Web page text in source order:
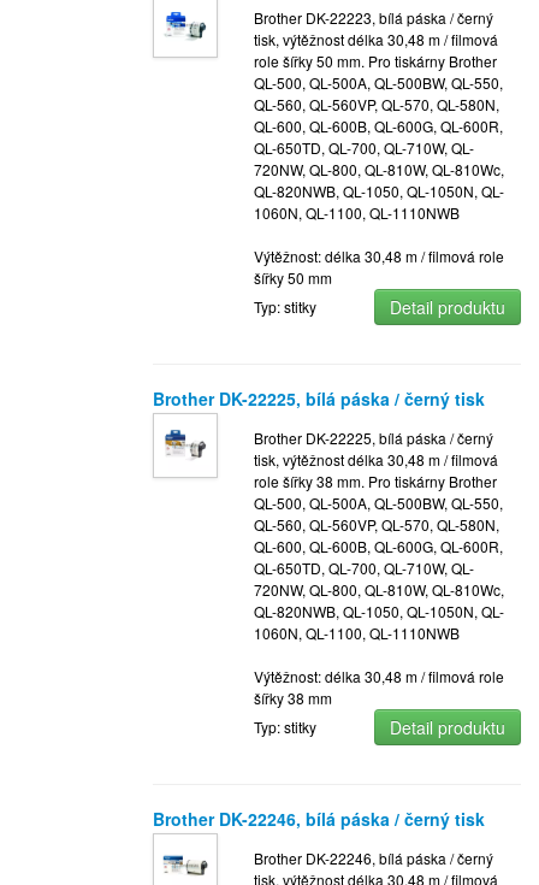
Brother DK-22223, bílá páska / černý
tisk, výtěžnost délka 30,48 m / filmová
role šířky 50 mm. Pro tiskárny Brother
QL-500, QL-500A, QL-500BW, QL-550,
QL-560, QL-560VP, QL-570, QL-580N,
QL-600, QL-600B, QL-600G, QL-600R,
QL-650TD, QL-700, QL-710W, QL-
720NW, QL-800, QL-810W, QL-810Wc,
QL-820NWB, QL-1050, QL-1050N, QL-
1060N, QL-1100, QL-1110NWB
Výtěžnost: délka 30,48 m / filmová role
šířky 50 mm
Typ: stitky
Detail produktu
Brother DK-22225, bílá páska / černý tisk
Brother DK-22225, bílá páska / černý
tisk, výtěžnost délka 30,48 m / filmová
role šířky 38 mm. Pro tiskárny Brother
QL-500, QL-500A, QL-500BW, QL-550,
QL-560, QL-560VP, QL-570, QL-580N,
QL-600, QL-600B, QL-600G, QL-600R,
QL-650TD, QL-700, QL-710W, QL-
720NW, QL-800, QL-810W, QL-810Wc,
QL-820NWB, QL-1050, QL-1050N, QL-
1060N, QL-1100, QL-1110NWB
Výtěžnost: délka 30,48 m / filmová role
šířky 38 mm
Typ: stitky
Detail produktu
Brother DK-22246, bílá páska / černý tisk
Brother DK-22246, bílá páska / černý
tisk, výtěžnost délka 30,48 m / filmová